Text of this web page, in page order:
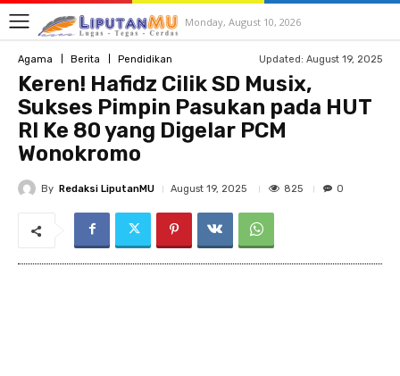
Monday, August 10, 2026
Agama Berita Pendidikan Updated: August 19, 2025
Keren! Hafidz Cilik SD Musix,
Sukses Pimpin Pasukan pada HUT
RI Ke 80 yang Digelar PCM
Wonokromo
By Redaksi LiputanMU August 19, 2025 825 0